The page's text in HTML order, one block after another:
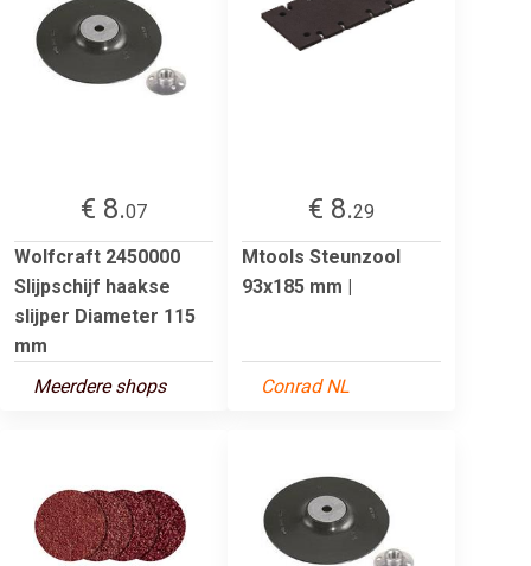
€ 8.07
Wolfcraft 2450000
Slijpschijf haakse
slijper Diameter 115
mm
Meerdere shops
€ 8.29
Mtools Steunzool
93x185 mm |
Conrad NL